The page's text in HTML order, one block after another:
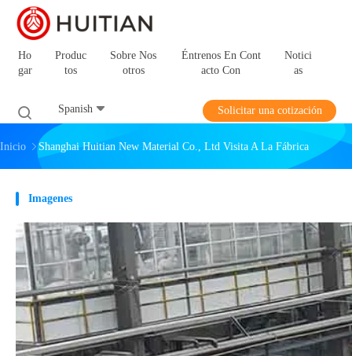
Ho
Gar
Produc
Tos
Sobre Nos
Otros
Éntrenos En Cont
Acto Con
Notici
As
Spanish Solicitar una cotización
Inicio Shanghai Huitian New Material Co., Ltd Visita A La Fábrica
Imagenes